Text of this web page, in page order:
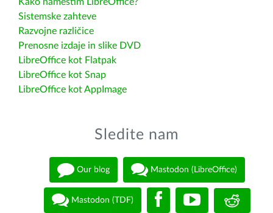
Sistemske zahteve
Razvojne različice
Prenosne izdaje in slike DVD
LibreOffice kot Flatpak
LibreOffice kot Snap
LibreOffice kot AppImage
Sledite nam
Our blog Mastodon (LibreOffice)
Mastodon (TDF)